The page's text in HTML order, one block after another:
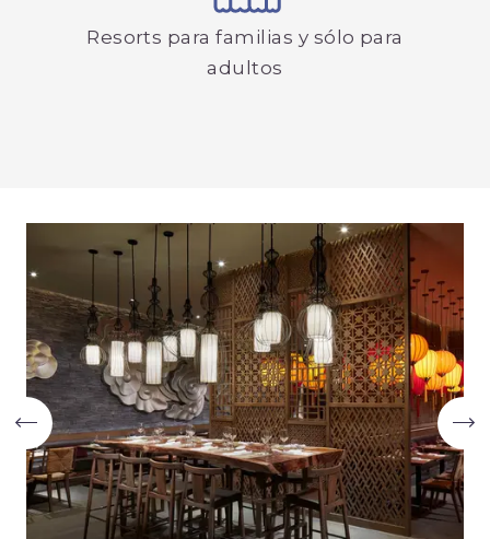
Resorts para familias y sólo para
adultos